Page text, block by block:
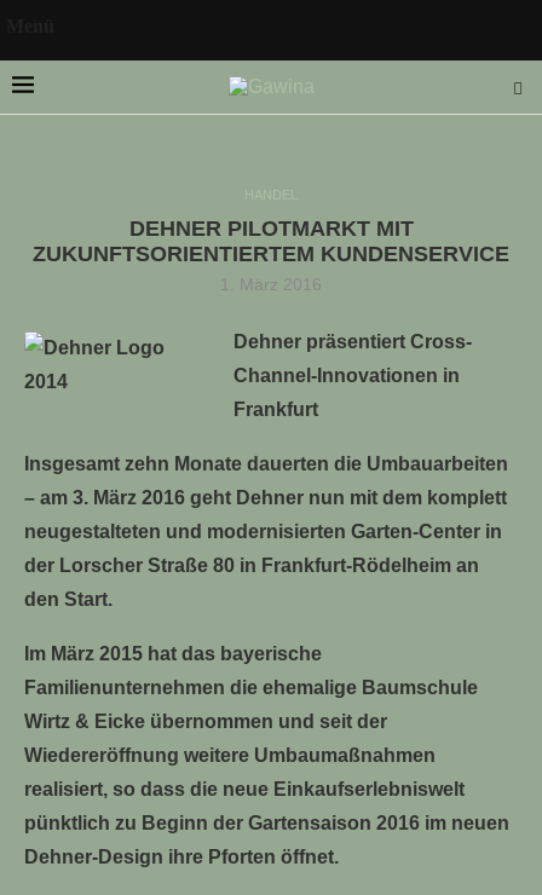
STELLENANGEBOTE!!!DEHNER PILOTMARKT MIT
ZUKUNFTSORIENTIERTEM KUNDENSERVICE
1. März 2016
Dehner präsentiert Cross-
Channel-Innovationen in
Frankfurt
Insgesamt zehn Monate dauerten die Umbauarbeiten
– am 3. März 2016 geht Dehner nun mit dem komplett
neugestalteten und modernisierten Garten-Center in
der Lorscher Straße 80 in Frankfurt-Rödelheim an
den Start.
Im März 2015 hat das bayerische
Familienunternehmen die ehemalige Baumschule
Wirtz & Eicke übernommen und seit der
Wiedereröffnung weitere Umbaumaßnahmen
realisiert, so dass die neue Einkaufserlebniswelt
pünktlich zu Beginn der Gartensaison 2016 im neuen
Dehner-Design ihre Pforten öffnet.